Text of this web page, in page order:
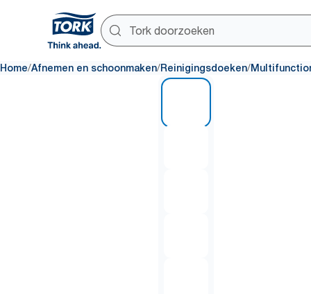
Home/Afnemen en schoonmaken/Reinigingsdoeken/